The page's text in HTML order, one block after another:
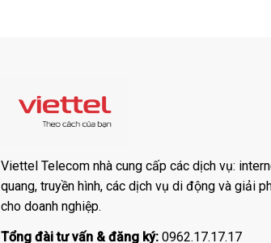
Viettel Telecom nhà cung cấp các dịch vụ:
quang, truyền hình, các dịch vụ di động và giải
cho doanh nghiệp.
Tổng đài tư vấn & đăng ký: 0962.17.17.17